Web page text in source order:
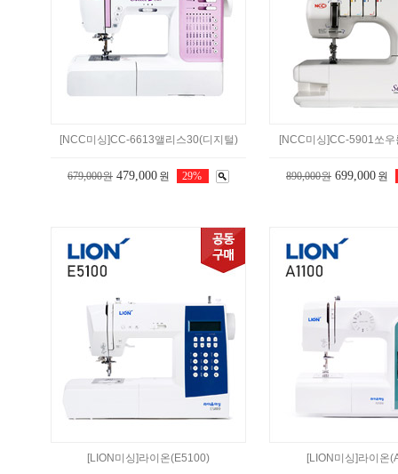
[NCC미싱]CC-6613앨리스30(디지털)
679,000원 479,000 원 29%
[NCC미싱]CC-5901쏘
890,000원 699,000 원
[LION미싱]라이온(E5100) [LION미싱]라이온